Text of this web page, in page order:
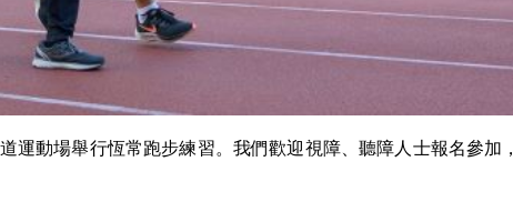
運動場舉行恆常跑步練習。我們歡迎視障、聽障人士報名參加，